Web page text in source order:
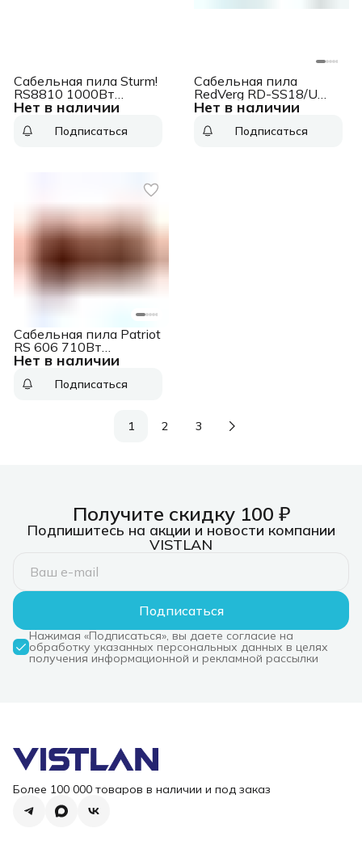
Нет в наличии
Сабельная пила Sturm!
RS8810 1000Вт
2800ход/мин
Подписаться
Нет в наличии
Сабельная пила
RedVerg RD-SS18/U
аккум. 2700ход/мин
Подписаться
Нет в наличии
Сабельная пила Patriot
RS 606 710Вт
2800ход/мин
Подписаться
1 2 3
Получите скидку 100 ₽
Подпишитесь на акции и новости компании
VISTLAN
Подписаться
Нажимая «Подписаться», вы даете согласие на
обработку указанных персональных данных в целях
получения информационной и рекламной рассылки
Более 100 000 товаров в наличии и под заказ